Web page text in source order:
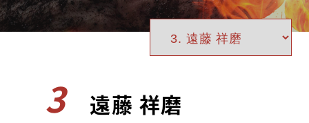
3 遠藤 祥磨